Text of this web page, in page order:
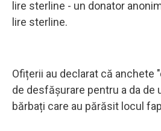
lire sterline - un donator
lire sterline.
Ofițerii au declarat că anchete
de desfășurare pentru a da de
bărbați care au părăsit locul